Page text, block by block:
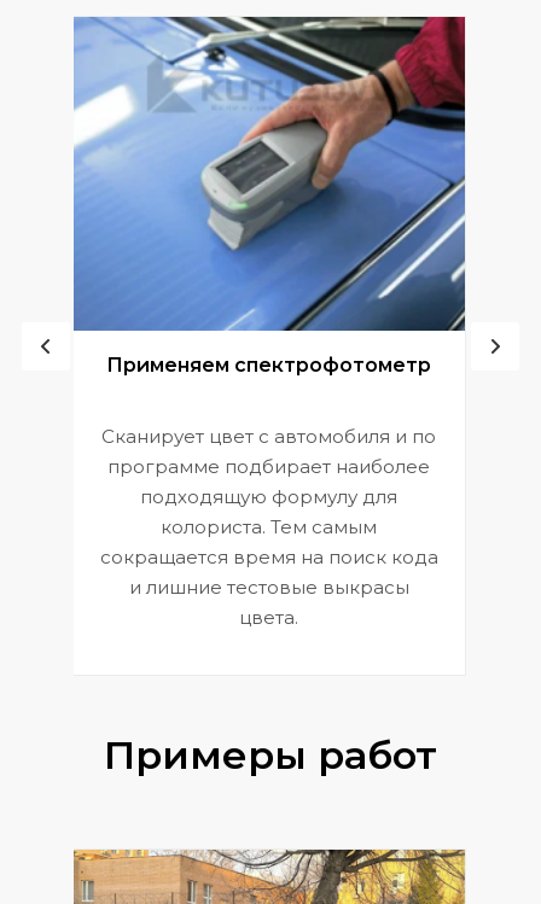
Применяем спектрофотометр
Сканирует цвет с автомобиля и по
программе подбирает наиболее
подходящую формулу для
колориста. Тем самым
сокращается время на поиск кода
и лишние тестовые выкрасы
цвета.
Примеры работ